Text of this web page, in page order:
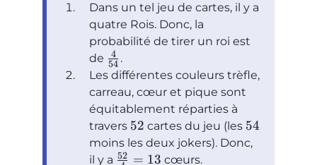
Dans un tel jeu de cartes, il y a
quatre Rois. Donc, la
probabilité de tirer un roi est
de 54
4 .
Les différentes couleurs trèfle,
carreau, cœur et pique sont
équitablement réparties à
travers 52 cartes du jeu (les 54
moins les deux jokers). Donc,
il y a 52 = 13 cœurs.